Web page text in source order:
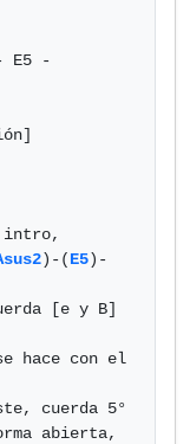
E5 -
intro,
)-(E5)-
[e y B]
hace con el
cuerda 5°
abierta,